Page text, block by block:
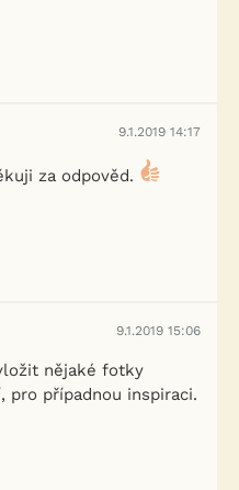
9.1.2019 14:17
za odpověd.
9.1.2019 15:06
nějaké fotky
pro případnou inspiraci.